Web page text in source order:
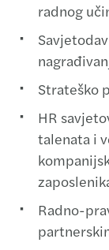
radnog
Strateško
HR
talenata i
Radno-